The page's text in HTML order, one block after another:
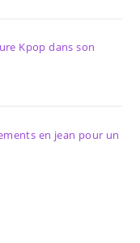
Kpop dans son
en jean pour un